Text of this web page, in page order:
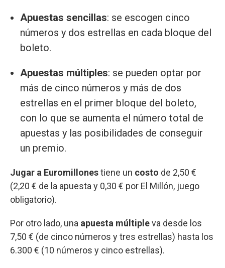
Apuestas sencillas: se escogen cinco
números y dos estrellas en cada bloque del
boleto.
Apuestas múltiples: se pueden optar por
más de cinco números y más de dos
estrellas en el primer bloque del boleto,
con lo que se aumenta el número total de
apuestas y las posibilidades de conseguir
un premio.
Jugar a Euromillonestiene un costo de 2,50 €
(2,20 € de la apuesta y 0,30 € por El Millón, juego
obligatorio).
Por otro lado, una apuesta múltipleva desde los
7,50 € (de cinco números y tres estrellas) hasta los
6.300 € (10 números y cinco estrellas).